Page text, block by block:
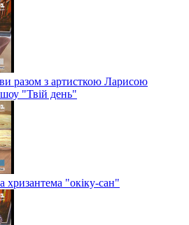
разом з артисткою Ларисою
"Твій день"
хризантема "окіку-сан"